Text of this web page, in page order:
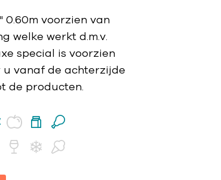
0.60m voorzien van
welke werkt d.m.v.
special is voorzien
vanaf de achterzijde
de producten.